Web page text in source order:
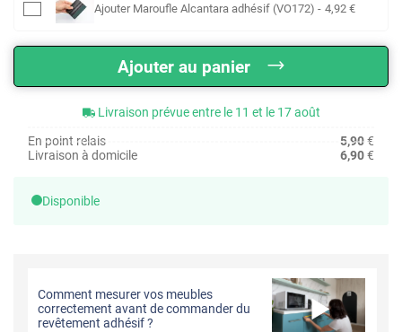
Ajouter Maroufle Alcantara adhésif (VO172) - 4,92 €
Ajouter au panier
Livraison prévue entre le 11 et le 17 août
En point relais
5,90€
Livraison à domicile
6,90€
Disponible
Comment mesurer vos meubles
correctement avant de commander du
revêtement adhésif ?